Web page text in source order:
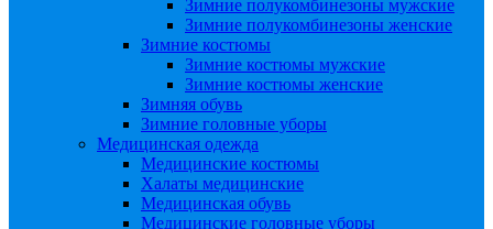
Зимние полукомбинезоны мужские
Зимние полукомбинезоны женские
Зимние костюмы
Зимние костюмы мужские
Зимние костюмы женские
Зимняя обувь
Зимние головные уборы
Медицинская одежда
Медицинские костюмы
Халаты медицинские
Медицинская обувь
Медицинские головные уборы